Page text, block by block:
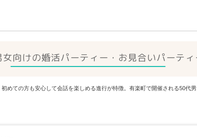
向けの婚活パーティー・お見合いパーテ
めての方も安心して会話を楽しめる進行が特徴。有楽町で開催される50代